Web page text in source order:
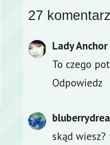
27
Lady
To czego
Odpowiedz
skąd